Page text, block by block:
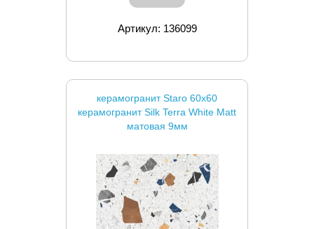
Артикул: 136099
керамогранит Staro 60x60
керамогранит Silk Terra White Matt
матовая 9мм